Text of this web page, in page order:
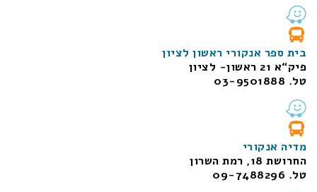
בית ספר אנקורי ראשון לציון
פיק“א 21 ראשון- לציון
טל. 03-9501888
מדיה אנקורי
החרושת 18, רמת השרון
טל. 09-7488296